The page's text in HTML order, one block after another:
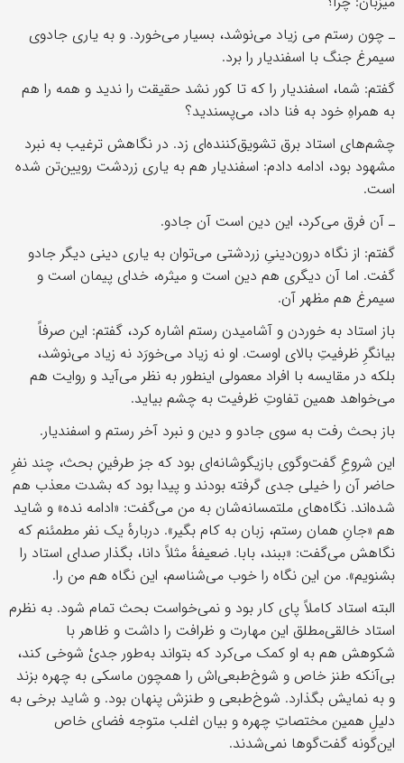
ـ چون رستم می زیاد می‌نوشد، بسیار می‌خورد. و به یاری جادوی
سیمرغ جنگ با اسفندیار را ‌برد.
گفتم: شما، اسفندیار را که تا کور نشد حقیقت را ندید و همه را هم
به همراهِ خود به فنا داد، می‌پسندید؟
چشم‌های استاد برق تشویق‌کننده‌ای زد. در نگاهش ترغیب به نبرد
مشهود بود، ادامه دادم: اسفندیار هم به یاری زردشت رویین‌تن شده
است.
ـ آن فرق می‌کرد، این دین است آن جادو.
گفتم: از نگاه درون‌دینیِ زردشتی می‌توان به یاری دینی دیگر جادو
گفت. اما آن دیگری هم دین است و میثره، خدای پیمان است و
سیمرغ هم مظهر آن.
باز استاد به خوردن و آشامیدن رستم اشاره کرد، گفتم: این صرفاً
بیانگرِ ظرفیتِ بالای اوست. او نه زیاد می‌خورَد نه زیاد می‌نوشد،
بلکه در مقایسه با افراد معمولی اینطور به نظر می‌آید و روایت هم
می‌خواهد همین تفاوتِ ظرفیت به چشم بیاید.
باز بحث رفت به سوی جادو و دین و نبرد آخر رستم و اسفندیار.
این شروعِ گفت‌وگوی بازیگوشانه‌ای بود که جز طرفینِ بحث، چند نفرِ
حاضر آن را خیلی جدی گرفته بودند و پیدا بود که بشدت معذب هم
شده‌اند. نگاه‌های ملتمسانه‌شان به من می‌گفت: «ادامه نده» و شاید
هم «جانِ همان رستم، زبان به کام بگیر». دربارهٔ یک نفر مطمئنم که
نگاهش می‌گفت: «ببند، بابا. ضعیفهٔ مثلاً دانا، بگذار صدای استاد را
بشنویم». من این نگاه را خوب می‌شناسم، این نگاه هم من را.
البته استاد کاملاً پای کار بود و نمی‌خواست بحث تمام شود. به نظرم
استاد خالقی‌مطلق این مهارت و ظرافت را داشت و ظاهر با
شکوهش هم به او کمک می‌کرد که بتواند به‌طور جدیْ شوخی کند،
بی‌آنکه طنز خاص و شوخ‌طبعی‌اش را همچون ماسکی به چهره بزند
و به نمایش بگذارد. شوخ‌طبعی و طنزش پنهان بود. و شاید برخی به
دلیلِ همین مختصاتِ چهره و بیان اغلب متوجه فضای خاص
این‌گونه گفت‌گوها نمی‌شدند.